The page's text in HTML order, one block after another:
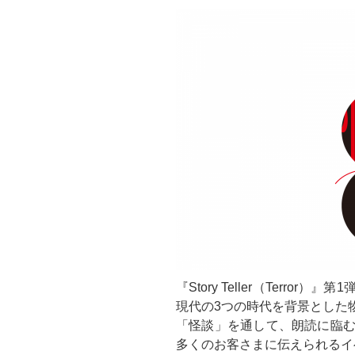
『Story Teller（Terror）』第
現代の3つの時代を背景とした
「怪談」を通して、朗読に臨
多くのお客さまに伝えられる